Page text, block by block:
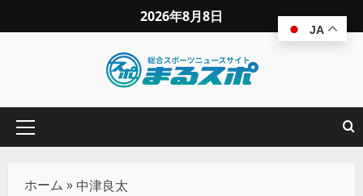
2026年8月8日
ホーム » 中津良太
JA